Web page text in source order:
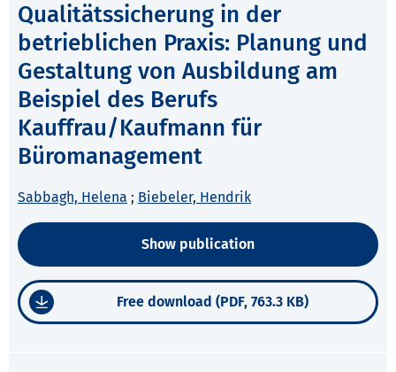
Qualitätssicherung in der
betrieblichen Praxis: Planung und
Gestaltung von Ausbildung am
Beispiel des Berufs
Kauffrau/Kaufmann für
Büromanagement
Sabbagh, Helena ; Biebeler, Hendrik
Show publication
Free download (PDF, 763.3 KB)